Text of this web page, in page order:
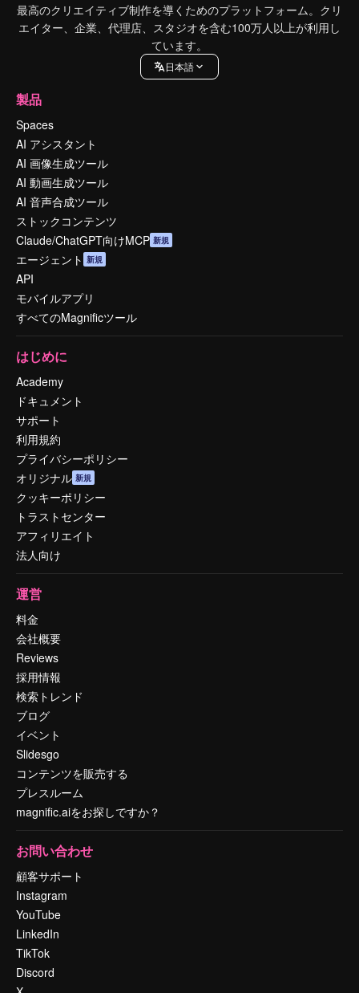
最高のクリエイティブ制作を導くためのプラットフォーム。クリ
エイター、企業、代理店、スタジオを含む100万人以上が利用し
ています。
日本語
製品
Spaces
AI アシスタント
AI 画像生成ツール
AI 動画生成ツール
AI 音声合成ツール
ストックコンテンツ
Claude/ChatGPT向けMCP 新規
エージェント 新規
API
モバイルアプリ
すべてのMagnificツール
はじめに
Academy
ドキュメント
サポート
利用規約
プライバシーポリシー
オリジナル 新規
クッキーポリシー
トラストセンター
アフィリエイト
法人向け
運営
料金
会社概要
Reviews
採用情報
検索トレンド
ブログ
イベント
Slidesgo
コンテンツを販売する
プレスルーム
magnific.aiをお探しですか？
お問い合わせ
顧客サポート
Instagram
YouTube
LinkedIn
TikTok
Discord